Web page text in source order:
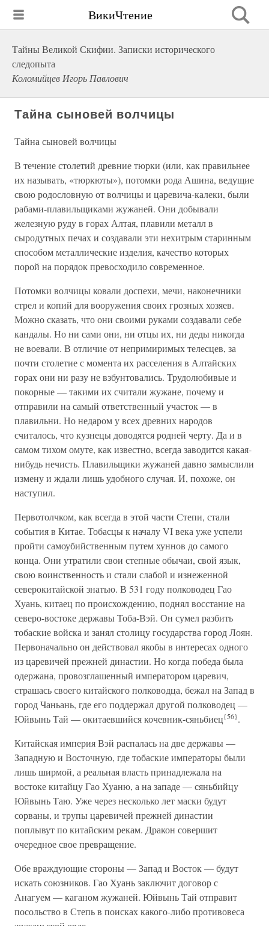
ВикиЧтение
Тайны Великой Скифии. Записки исторического
следопыта
Коломийцев Игорь Павлович
Тайна сыновей волчицы
Тайна сыновей волчицы
В течение столетий древние тюрки (или, как правильнее
их называть, «тюркюты»), потомки рода Ашина, ведущие
свою родословную от волчицы и царевича-калеки, были
рабами-плавильщиками жужаней. Они добывали
железную руду в горах Алтая, плавили металл в
сыродутных печах и создавали эти нехитрым старинным
способом металлические изделия, качество которых
порой на порядок превосходило современное.
Потомки волчицы ковали доспехи, мечи, наконечники
стрел и копий для вооружения своих грозных хозяев.
Можно сказать, что они своими руками создавали себе
кандалы. Но ни сами они, ни отцы их, ни деды никогда
не воевали. В отличие от непримиримых телесцев, за
почти столетие с момента их расселения в Алтайских
горах они ни разу не взбунтовались. Трудолюбивые и
покорные — такими их считали жужане, почему и
отправили на самый ответственный участок — в
плавильни. Но недаром у всех древних народов
считалось, что кузнецы доводятся родней черту. Да и в
самом тихом омуте, как известно, всегда заводится какая-
нибудь нечисть. Плавильщики жужаней давно замыслили
измену и ждали лишь удобного случая. И, похоже, он
наступил.
Первотолчком, как всегда в этой части Степи, стали
события в Китае. Тобасцы к началу VI века уже успели
пройти самоубийственным путем хуннов до самого
конца. Они утратили свои степные обычаи, свой язык,
свою воинственность и стали слабой и изнеженной
северокитайской знатью. В 531 году полководец Гао
Хуань, китаец по происхождению, поднял восстание на
северо-востоке державы Тоба-Вэй. Он сумел разбить
тобаские войска и занял столицу государства город Лоян.
Первоначально он действовал якобы в интересах одного
из царевичей прежней династии. Но когда победа была
одержана, провозглашенный императором царевич,
страшась своего китайского полководца, бежал на Запад в
город Чаньань, где его поддержал другой полководец —
Юйвынь Тай — окитаевшийся кочевник-сяньбиец{56}.
Китайская империя Вэй распалась на две державы —
Западную и Восточную, где тобаские императоры были
лишь ширмой, а реальная власть принадлежала на
востоке китайцу Гао Хуаню, а на западе — сяньбийцу
Юйвынь Таю. Уже через несколько лет маски будут
сорваны, и трупы царевичей прежней династии
поплывут по китайским рекам. Дракон совершит
очередное свое превращение.
Обе враждующие стороны — Запад и Восток — будут
искать союзников. Гао Хуань заключит договор с
Анагуем — каганом жужаней. Юйвынь Тай отправит
посольство в Степь в поисках какого-либо противовеса